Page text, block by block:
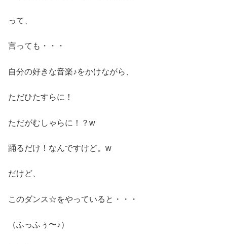
って、
言っても・・・
自分の好きな音楽♪をかけながら、
ただひたすらに！
ただがむしゃらに！？w
踊るだけ！なんですけど。w
だけど、
このダンス☆をやっていると・・・
（ふっふぅ〜♪）